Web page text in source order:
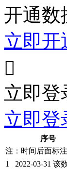
开通数
立即开

立即登
立即登
序号
注：时间后面标
1
2022-03-31 该